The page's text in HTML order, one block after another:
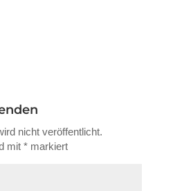
nicht veröffentlicht.
mit *markiert